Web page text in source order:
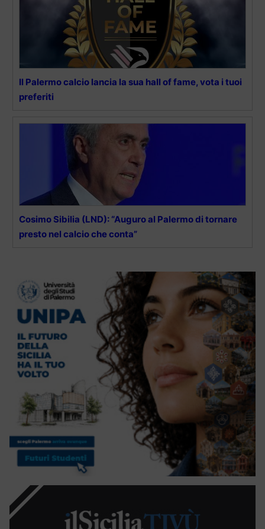
Il Palermo calcio lancia la sua hall of fame, vota i tuoi
preferiti
Cosimo Sibilia (LND): “Auguro al Palermo di tornare
presto nel calcio che conta”